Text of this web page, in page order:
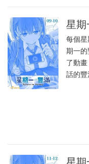
星
每個
期一
了動
話的